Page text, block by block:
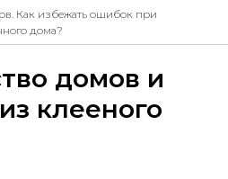
Как избежать ошибок при
дома?
домов и
клееного